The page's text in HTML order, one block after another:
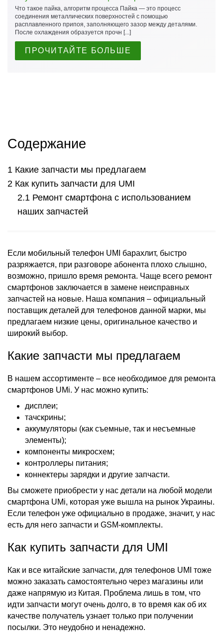
Что такое пайка, алгоритм процесса Пайка — это процесс
соединения металлических поверхностей с помощью
расплавленного припоя, заполняющего зазор между деталями.
После охлаждения образуется прочн [...]
ПРОЧИТАЙТЕ БОЛЬШЕ
Содержание
Какие запчасти мы предлагаем
Как купить запчасти для UMI
Ремонт смартфона с использованием
наших запчастей
Если мобильный телефон UMI барахлит, быстро
разряжается, при разговоре абонента плохо слышно,
возможно, пришло время ремонта. Чаще всего ремонт
смартфонов заключается в замене неисправных
запчастей на новые. Наша компания – официальный
поставщик деталей для телефонов данной марки, мы
предлагаем низкие цены, оригинальное качество и
широкий выбор.
Какие запчасти мы предлагаем
В нашем ассортименте – все необходимое для ремонта
смартфонов UMi. У нас можно купить:
дисплеи;
тачскрины;
аккумуляторы (как съемные, так и несъемные
элементы);
компоненты микросхем;
контроллеры питания;
коннектеры зарядки и другие запчасти.
Вы сможете приобрести у нас детали на любой модели
смартфона UMi, которая уже вышла на рынок Украины.
Если телефон уже официально в продаже, значит, у нас
есть для него запчасти и GSM-комплекты.
Как купить запчасти для UMI
Как и все китайские запчасти, для телефонов UMI тоже
можно заказать самостоятельно через магазины или
даже напрямую из Китая. Проблема лишь в том, что
идти запчасти могут очень долго, в то время как об их
качестве получатель узнает только при получении
посылки. Это неудобно и ненадежно.